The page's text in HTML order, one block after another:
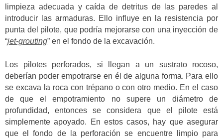
limpieza adecuada y caída de detritus de las paredes al
introducir las armaduras. Ello influye en la resistencia por
punta del pilote, que podría mejorarse con una inyección de
“jet-grouting” en el fondo de la excavación.
Los pilotes perforados, si llegan a un sustrato rocoso,
deberían poder empotrarse en él de alguna forma. Para ello
se excava la roca con trépano o con otro medio. En el caso
de que el empotramiento no supere un diámetro de
profundidad, entonces se considera que el pilote está
simplemente apoyado. En estos casos, hay que asegurar
que el fondo de la perforación se encuentre limpio para